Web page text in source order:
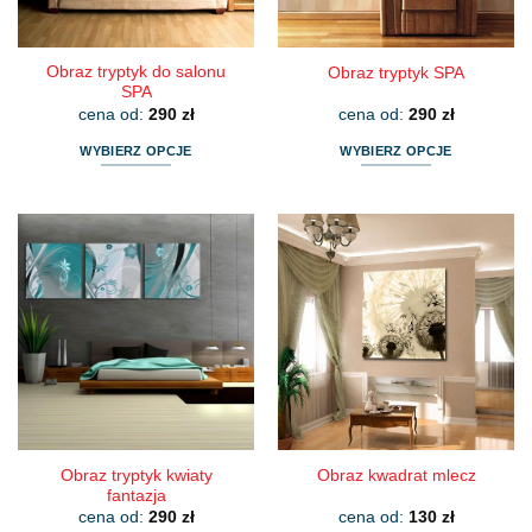
produktu
produktu
Obraz tryptyk do salonu
SPA
cena od: 290 zł
WYBIERZ OPCJE
ma
wiele
wariantów.
Opcje
wybrać
na
stronie
Obraz tryptyk SPA
cena od: 290 zł
WYBIERZ OPCJE
wiele
wariantów.
Opcje
można
wybrać
na
stronie
produktu
Obraz tryptyk kwiaty
fantazja
cena od: 290 zł
Obraz kwadrat mlecz
cena od: 130 zł